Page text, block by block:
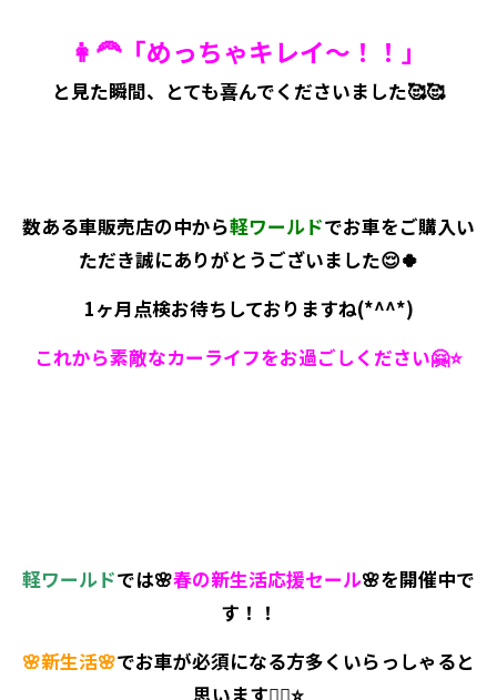
👩‍🦰「めっちゃキレイ～！！」
と見た瞬間、とても喜んでくださいました🥰🥰
数ある車販売店の中から軽ワールドでお車をご購入い
ただき誠にありがとうございました😌🍀
1ヶ月点検お待ちしておりますね(*^^*)
これから素敵なカーライフをお過ごしください🤗⭐
軽ワールドでは🌸春の新生活応援セール🌸を開催中で
す！！
🌸新生活🌸でお車が必須になる方多くいらっしゃると
思います🙋‍♀️⭐